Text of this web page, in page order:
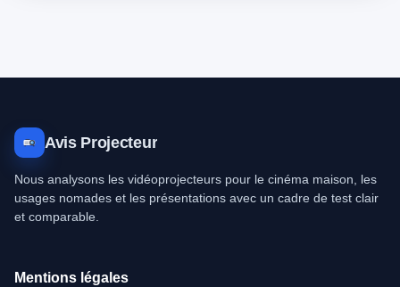
Avis Projecteur
Nous analysons les vidéoprojecteurs pour le cinéma maison, les
usages nomades et les présentations avec un cadre de test clair
et comparable.
Mentions légales